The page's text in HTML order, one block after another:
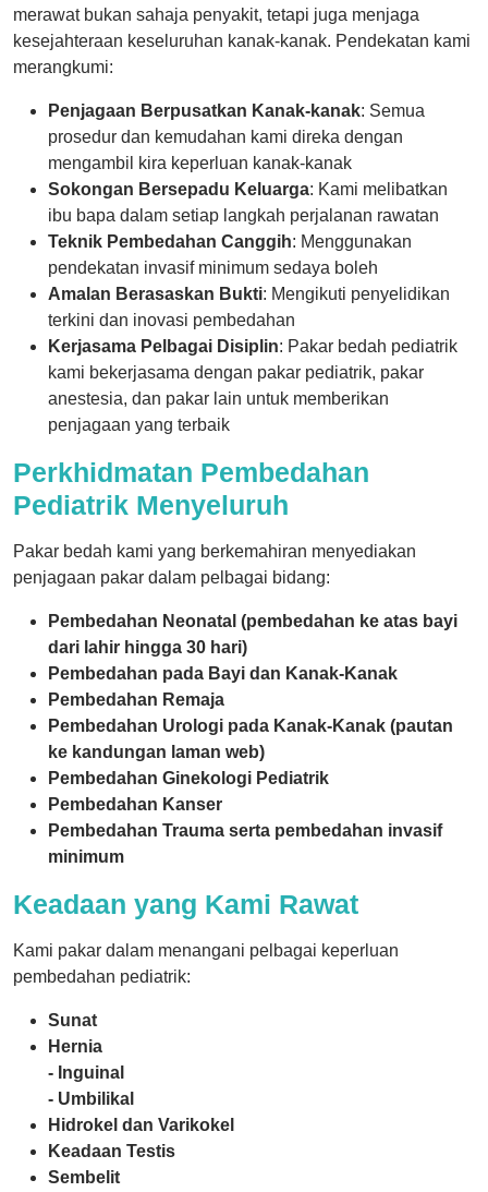
merawat bukan sahaja penyakit, tetapi juga menjaga
kesejahteraan keseluruhan kanak-kanak. Pendekatan kami
merangkumi:
Penjagaan Berpusatkan Kanak-kanak: Semua
prosedur dan kemudahan kami direka dengan
mengambil kira keperluan kanak-kanak
Sokongan Bersepadu Keluarga: Kami melibatkan
ibu bapa dalam setiap langkah perjalanan rawatan
Teknik Pembedahan Canggih: Menggunakan
pendekatan invasif minimum sedaya boleh
Amalan Berasaskan Bukti: Mengikuti penyelidikan
terkini dan inovasi pembedahan
Kerjasama Pelbagai Disiplin: Pakar bedah pediatrik
kami bekerjasama dengan pakar pediatrik, pakar
anestesia, dan pakar lain untuk memberikan
penjagaan yang terbaik
Perkhidmatan Pembedahan
Pediatrik Menyeluruh
Pakar bedah kami yang berkemahiran menyediakan
penjagaan pakar dalam pelbagai bidang:
Pembedahan Neonatal (pembedahan ke atas bayi
dari lahir hingga 30 hari)
Pembedahan pada Bayi dan Kanak-Kanak
Pembedahan Remaja
Pembedahan Urologi pada Kanak-Kanak (pautan
ke kandungan laman web)
Pembedahan Ginekologi Pediatrik
Pembedahan Kanser
Pembedahan Trauma serta pembedahan invasif
minimum
Keadaan yang Kami Rawat
Kami pakar dalam menangani pelbagai keperluan
pembedahan pediatrik:
Sunat
Hernia
- Inguinal
- Umbilikal
Hidrokel dan Varikokel
Keadaan Testis
Sembelit